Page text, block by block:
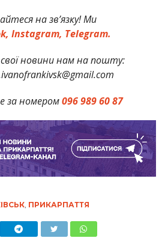
на зв’язку! Ми
Instagram, Telegram.
новини нам на пошту:
за номером096 989 60 87
, ПРИКАРПАТТЯ